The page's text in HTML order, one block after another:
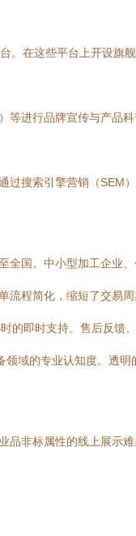
。在这些平台上开设
等进行品牌宣传与产
搜索引擎营销（SEM
国。中小型加工企业
程简化，缩短了交易
的即时支持。售后反馈
领域的专业认知度。透
非标属性的线上展示